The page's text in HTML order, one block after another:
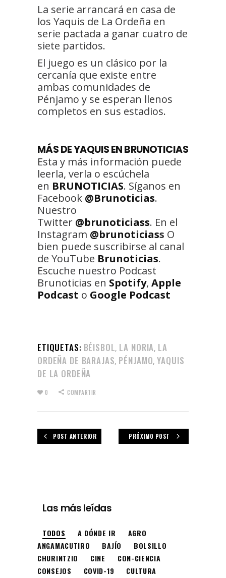
La serie arrancará en casa de
los Yaquis de La Ordeña en
serie pactada a ganar cuatro de
siete partidos.
El juego es un clásico por la
cercanía que existe entre
ambas comunidades de
Pénjamo y se esperan llenos
completos en sus estadios.
MÁS DE YAQUIS EN BRUNOTICIAS
Esta y más información puede
leerla, verla o escúchela
en BRUNOTICIAS. Síganos en
Facebook @Brunoticias.
Nuestro
Twitter @brunoticiass. En el
Instagram @brunoticiass O
bien puede suscribirse al canal
de YouTube Brunoticias.
Escuche nuestro Podcast
Brunoticias en Spotify, Apple
Podcast o Google Podcast
ETIQUETAS: BÉISBOL, LA NORIA, LA
ORDEÑA DE BARAJAS, PÉNJAMO, YAQUIS
DE LA ORDEÑA
0 COMPARTIR
POST ANTERIOR PRÓXIMO POST
Las más leídas
TODOS A DÓNDE IR
AGRO
ANGAMACUTIRO
BAJÍO
BOLSILLO
CHURINTZIO
CINE
CON-CIENCIA
CONSEJOS
COVID-19 CULTURA